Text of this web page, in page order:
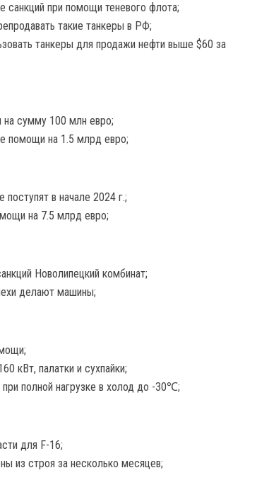
при помощи теневого флота;
такие танкеры в РФ;
танкеры для продажи нефти выше $60 за
сумму 100 млн евро;
помощи на 1.5 млрд евро;
в начале 2024 г.;
на 7.5 млрд евро;
Новолипецкий комбинат;
делают машины;
кВт, палатки и сухпайки;
полной нагрузке в холод до -30℃;
для F-16;
из строя за несколько месяцев;